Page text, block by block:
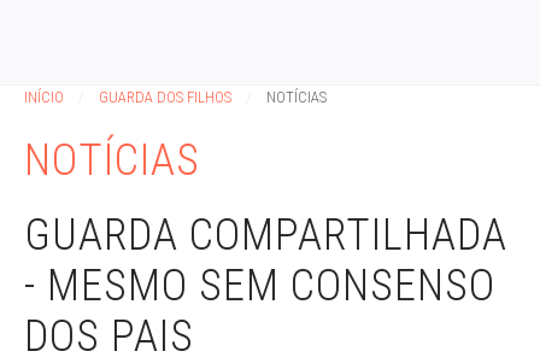
INÍCIO GUARDA DOS FILHOS NOTÍCIAS
NOTÍCIAS
GUARDA COMPARTILHADA
- MESMO SEM CONSENSO
DOS PAIS